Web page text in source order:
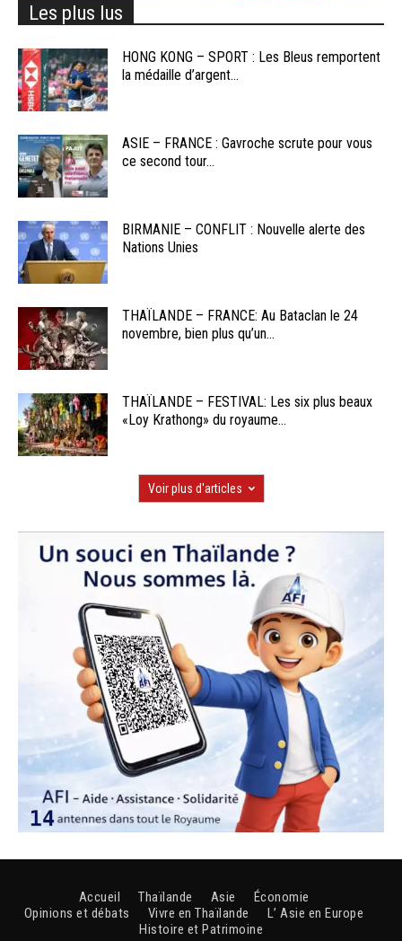
Les plus lus
HONG KONG – SPORT : Les Bleus remportent
la médaille d’argent...
ASIE – FRANCE : Gavroche scrute pour vous
ce second tour...
BIRMANIE – CONFLIT : Nouvelle alerte des
Nations Unies
THAÏLANDE – FRANCE: Au Bataclan le 24
novembre, bien plus qu’un...
THAÏLANDE – FESTIVAL: Les six plus beaux
«Loy Krathong» du royaume...
Voir plus d'articles
Accueil Thaïlande Asie
Économie
Opinions et débats
Vivre en Thaïlande
L’ Asie en Europe
Histoire et Patrimoine